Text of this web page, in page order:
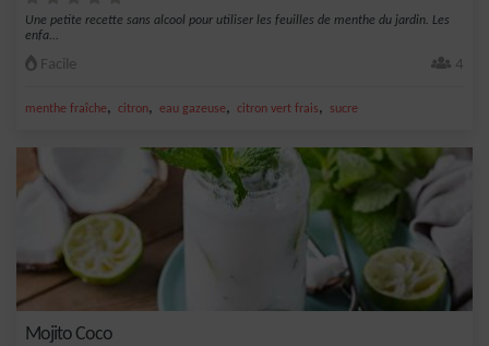
Une petite recette sans alcool pour utiliser les feuilles de menthe du jardin. Les
enfa...
Facile 4
menthe fraîche, citron, eau gazeuse, citron vert frais, sucre
Mojito Coco